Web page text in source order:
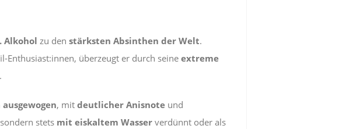
Alkohol zu den stärksten Absinthen der Welt.
Enthusiast:innen, überzeugt er durch seine extreme
.
, mit deutlicher Anisnote und
stets mit eiskaltem Wasser verdünnt oder als